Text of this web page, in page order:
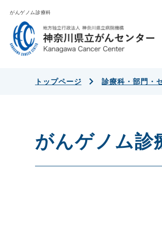
がんゲノム診療科
トップページ 診療科・部門・
がんゲノム診